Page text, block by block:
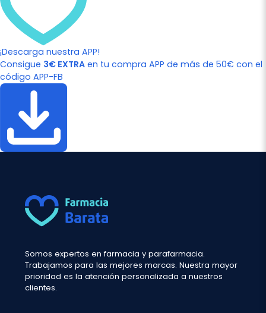
¡Descarga nuestra APP!
Consigue 3€ EXTRA en tu compra APP de más de 50€ con el
código APP-FB
Somos expertos en farmacia y parafarmacia.
Trabajamos para las mejores marcas. Nuestra mayor
prioridad es la atención personalizada a nuestros
clientes.